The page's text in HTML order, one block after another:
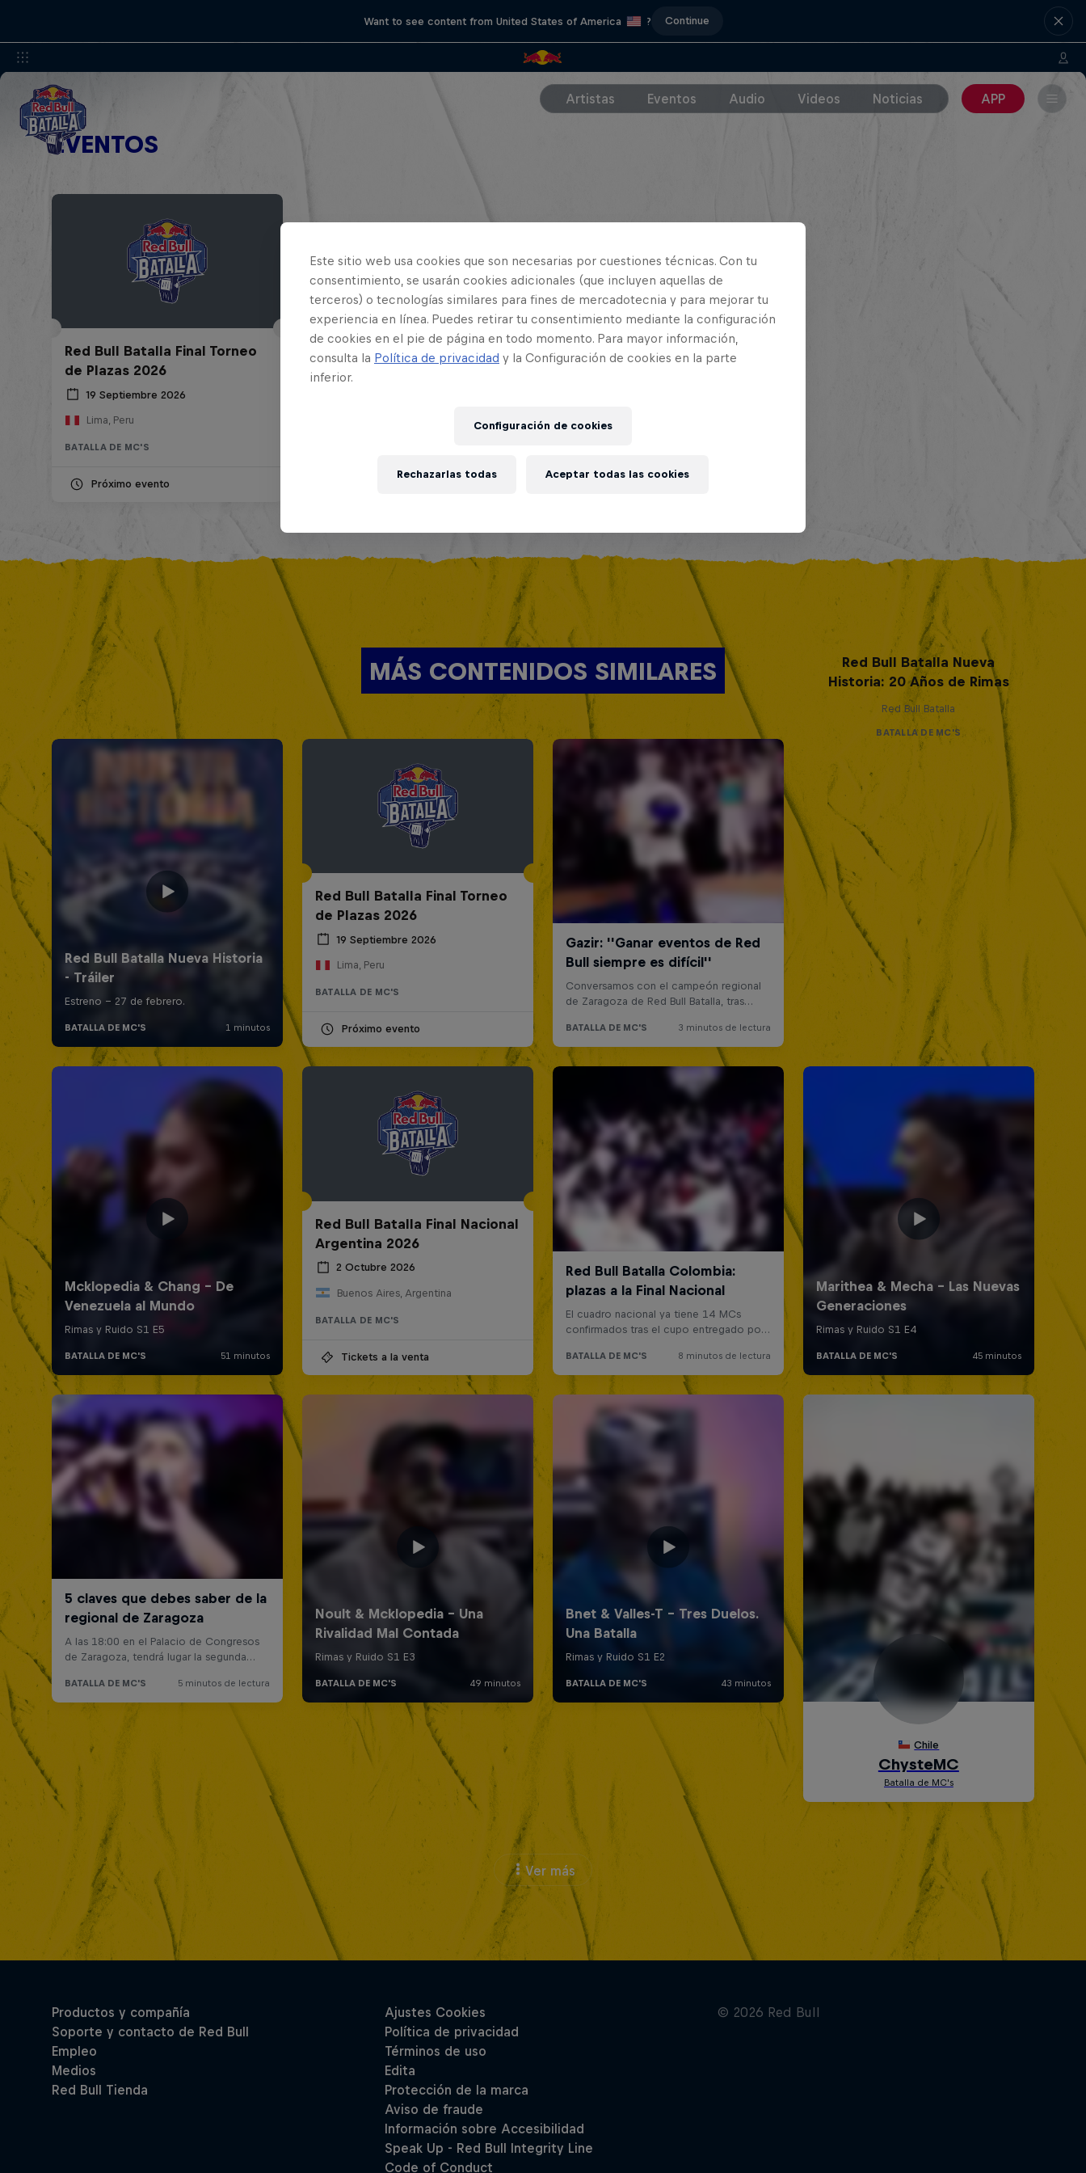
Want to see content from United States of America ? Continue
Artistas Eventos Audio Videos Noticias APP
EVENTOS
Red Bull Batalla Final Torneo
de Plazas 2026
19 Septiembre 2026
Lima, Peru
BATALLA DE MC'S
Próximo evento
MÁS CONTENIDOS SIMILARES
Red Bull Batalla Final Torneo
de Plazas 2026
19 Septiembre 2026
Lima, Peru
BATALLA DE MC'S
Próximo evento
Red Bull Batalla Nueva
Historia: 20 Años de Rimas
Red Bull Batalla
BATALLA DE MC'S
Red Bull Batalla Final Nacional
Argentina 2026
2 Octubre 2026
Buenos Aires, Argentina
BATALLA DE MC'S
Tickets a la venta
Ver más
Este sitio web usa cookies que son necesarias por cuestiones técnicas. Con tu
consentimiento, se usarán cookies adicionales (que incluyen aquellas de
terceros) o tecnologías similares para fines de mercadotecnia y para mejorar tu
experiencia en línea. Puedes retirar tu consentimiento mediante la configuración
de cookies en el pie de página en todo momento. Para mayor información,
consulta la Política de privacidad y la Configuración de cookies en la parte
inferior.
Configuración de cookies
Rechazarlas todas Aceptar todas las cookies